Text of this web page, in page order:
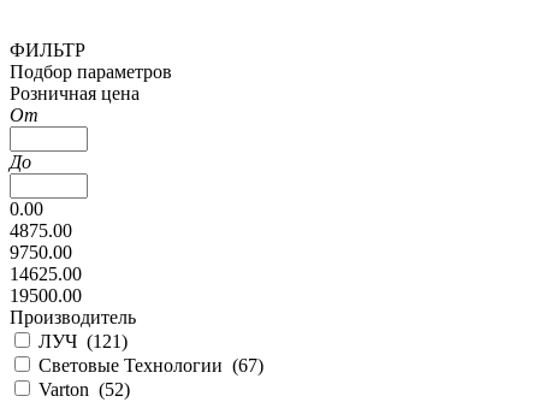
ФИЛЬТР
Подбор параметров
Розничная цена
От
До
0.00
4875.00
9750.00
14625.00
19500.00
Производитель
ЛУЧ (121)
Световые Технологии (67)
Varton (52)